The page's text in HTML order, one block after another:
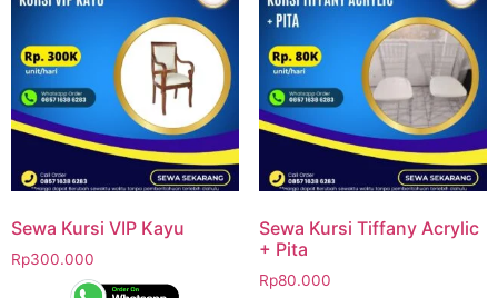
Sewa Kursi VIP Kayu
Rp300.000
Sewa Kursi Tiffany Acrylic
+ Pita
Rp80.000